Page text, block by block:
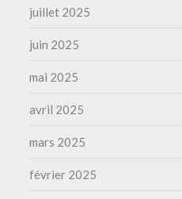
juillet 2025
juin 2025
mai 2025
avril 2025
mars 2025
février 2025